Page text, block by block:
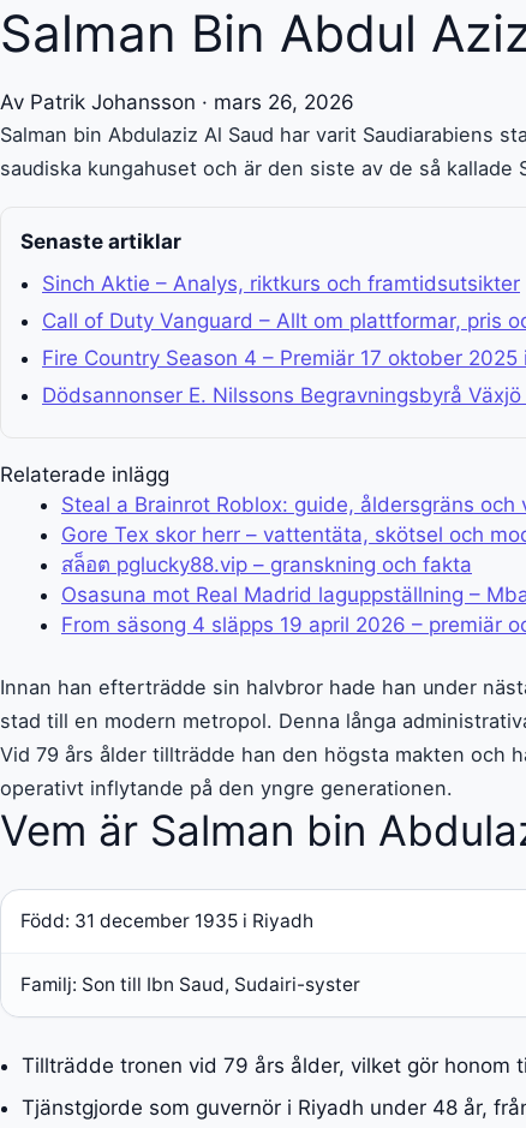
Salman Bin Abdul
Av Patrik Johansson · mars 26, 2026
Salman bin Abdulaziz Al Saud har varit Saudiarabiens
saudiska kungahuset och är den siste av de så
Senaste artiklar
Sinch Aktie – Analys, riktkurs och framtidsutsikter
Call of Duty Vanguard – Allt om plattformar, pris
Fire Country Season 4 – Premiär 17 oktober 2025
Dödsannonser E. Nilssons Begravningsbyrå
Relaterade inlägg
Steal a Brainrot Roblox: guide, åldersgräns och
Gore Tex skor herr – vattentäta, skötsel och
สล็อต pglucky88.vip – granskning och fakta
Osasuna mot Real Madrid laguppställning –
From säsong 4 släpps 19 april 2026 – premiär
Innan han efterträdde sin halvbror hade han under
stad till en modern metropol. Denna långa
Vid 79 års ålder tillträdde han den högsta makten och
operativt inflytande på den yngre generationen.
Vem är Salman bin
Född: 31 december 1935 i Riyadh
Familj: Son till Ibn Saud, Sudairi-syster
Tillträdde tronen vid 79 års ålder, vilket gör
Tjänstgjorde som guvernör i Riyadh under 48 år,